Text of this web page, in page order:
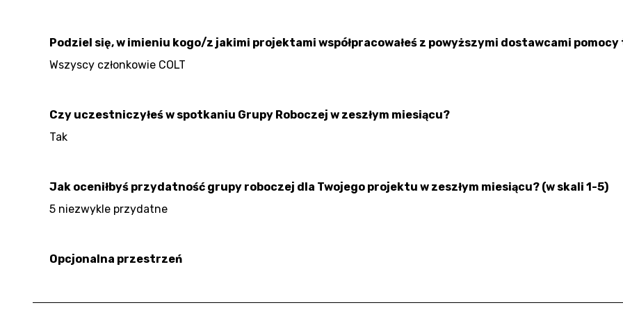
Podziel się, w imieniu kogo/z jakimi projektami współpracowałeś z powyższymi dostawcami
Wszyscy członkowie COLT
Czy uczestniczyłeś w spotkaniu Grupy Roboczej w zeszłym miesiącu?
Tak
Jak oceniłbyś przydatność grupy roboczej dla Twojego projektu w zeszłym miesiącu? (w skali 1-5)
5 niezwykle przydatne
Opcjonalna przestrzeń